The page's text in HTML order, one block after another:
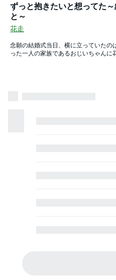
ずっと抱きたいと想ってた
と～
花走
念願の結婚式当日、横に立っていた
った一人の家族であるおじいちゃん